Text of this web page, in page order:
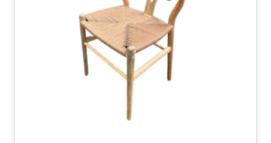
SILLA WISHBONE
NATURAL